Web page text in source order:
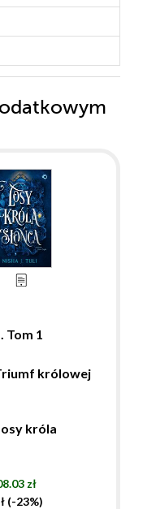
Tom 1
królowej
króla
zł
(-23%)